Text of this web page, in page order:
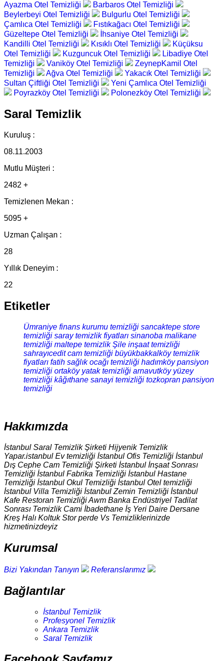
Ayazma Otel Temizliği
Barbaros Otel Temizliği
Beylerbeyi Otel Temizliği
Bulgurlu Otel Temizliği
Çamlıca Otel Temizliği
Fıstıkağacı Otel Temizliği
Güzeltepe Otel Temizliği
İhsaniye Otel Temizliği
Kandilli Otel Temizliği
Kısıklı Otel Temizliği
Küçüksu
Otel Temizliği
Kuzguncuk Otel Temizliği
Libadiye Otel
Temizliği
Vaniköy Otel Temizliği
ZeynepKamil Otel
Temizliği
Ağva Otel Temizliği
Yakacık Otel Temizliği
Sultan Çiftliği Otel Temizliği
Yeni Çamlıca Otel Temizliği
Poyrazköy Otel Temizliği
Polonezköy Otel Temizliği
Saral Temizlik
Kuruluş :
08.11.2003
Mutlu Müşteri :
2482 +
Temizlenen Mekan :
5095 +
Uzman Çalışan :
28
Yıllık Deneyim :
22
Etiketler
Ümraniye finans kurumu temizliği sancaktepe store
temizliği saray temizlik fiyatları sinanoba malikane
temizliği maltepe temizlik Şile inşaat temizliği
sahrayıcedit cam temizliği büyükbakkalköy temizlik
fiyatları fatih sağlık ocağı temizliği hadımköy pansiyon
temizliği ortaköy yatak temizliği arnavutköy yüzey
temizliği kâğıthane sanayi temizliği tozkopran pansiyon
temizliği
Hakkımızda
İstanbul Saral Temizlik Şirketi Hijyenik Temizlik
Yapar.istanbul Ev temizliği İstanbul Ofis Temizliği İstanbul
Dış Cephe Cam Temizliği Şirketi İstanbul İnşaat Sonrası
Temizliği İstanbul Fabrika Temizliği İstanbul Hastane
Temizliği İstanbul Okul Temizliği İstanbul Otel temizliği
İstanbul Villa Temizliği İstanbul Zemin Temizliği İstanbul
Kafe Restoran Temizliği Awm Banka Endüstriyel Tadilat
Sonrası Temizlik Cami İbadethane İş Yeri Daire Dersane
Kreş Halı Koltuk Stor perde Vs Temizliklerinizde
hizmetinizdeyiz
Kurumsal
Bizi Yakından Tanıyın Referanslarımız
Bağlantılar
İstanbul Temizlik
Profesyonel Temizlik
Ankara Temizlik
Saral Temizlik